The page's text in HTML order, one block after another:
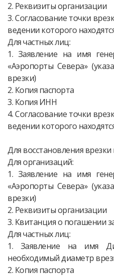
2. Реквизиты организации
3. Согласование точки
ведении которого
Для частных лиц:
1. Заявление на имя
«Аэропорты Севера»
врезки)
2. Копия паспорта
3. Копия ИНН
4. Согласование точки
ведении которого
Для восстановления врезки
Для организаций:
1. Заявление на имя
«Аэропорты Севера»
врезки)
2. Реквизиты организации
3. Квитанция о погашении
Для частных лиц:
1. Заявление на имя
необходимый диаметр
2. Копия паспорта